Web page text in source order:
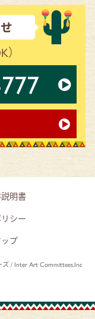
）
明書
シー
プ
/ Inter Art Committees.Inc